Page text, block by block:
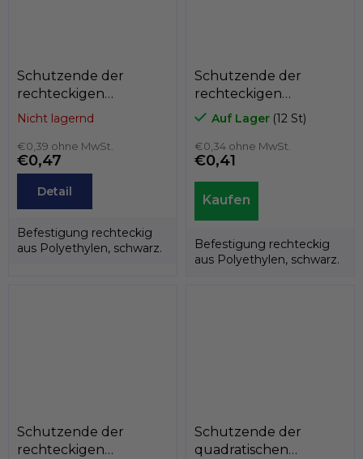
Schutzende der
rechteckigen
Polyethylenfolie
A3PAR, 20mm x
40mm, GeTech
A3PAR2040
Nicht lagernd
€0,39 ohne MwSt.
€0,47
Detail
Befestigung rechteckig
aus Polyethylen, schwarz.
Schutzende der
rechteckigen
Polyethylenfolie
A3PAR, 20mm x
30mm, GeTech
A3PAR2030
Auf Lager (12 St)
€0,34 ohne MwSt.
€0,41
Befestigung rechteckig
aus Polyethylen, schwarz.
Schutzende der
rechteckigen
Schutzende der
quadratischen